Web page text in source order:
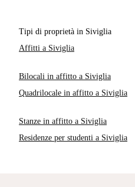
Tipi di proprietà in Siviglia
Affitti a Siviglia
Bilocali in affitto a Siviglia
Quadrilocale in affitto a Siviglia
Stanze in affitto a Siviglia
Residenze per studenti a Siviglia